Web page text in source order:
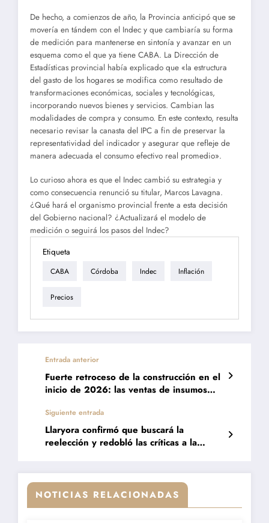
De hecho, a comienzos de año, la Provincia anticipó que se
movería en tándem con el Indec y que cambiaría su forma
de medición para mantenerse en sintonía y avanzar en un
esquema como el que ya tiene CABA. La Dirección de
Estadísticas provincial había explicado que «la estructura
del gasto de los hogares se modifica como resultado de
transformaciones económicas, sociales y tecnológicas,
incorporando nuevos bienes y servicios. Cambian las
modalidades de compra y consumo. En este contexto, resulta
necesario revisar la canasta del IPC a fin de preservar la
representatividad del indicador y asegurar que refleje de
manera adecuada el consumo efectivo real promedio».
Lo curioso ahora es que el Indec cambió su estrategia y
como consecuencia renunció su titular, Marcos Lavagna.
¿Qué hará el organismo provincial frente a esta decisión
del Gobierno nacional? ¿Actualizará el modelo de
medición o seguirá los pasos del Indec?
Etiqueta
CABA Córdoba Indec Inflación
Precios
Entrada anterior
Fuerte retroceso de la construcción en el
inicio de 2026: las ventas de insumos
Siguiente entrada
Llaryora confirmó que buscará la
reelección y redobló las críticas a la
NOTICIAS RELACIONADAS